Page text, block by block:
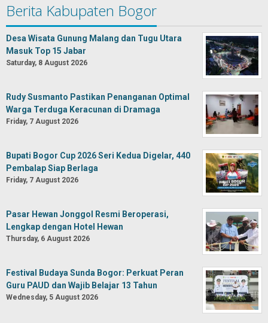
Berita Kabupaten Bogor
Desa Wisata Gunung Malang dan Tugu Utara
Masuk Top 15 Jabar
Saturday, 8 August 2026
Rudy Susmanto Pastikan Penanganan Optimal
Warga Terduga Keracunan di Dramaga
Friday, 7 August 2026
Bupati Bogor Cup 2026 Seri Kedua Digelar, 440
Pembalap Siap Berlaga
Friday, 7 August 2026
Pasar Hewan Jonggol Resmi Beroperasi,
Lengkap dengan Hotel Hewan
Thursday, 6 August 2026
Festival Budaya Sunda Bogor: Perkuat Peran
Guru PAUD dan Wajib Belajar 13 Tahun
Wednesday, 5 August 2026